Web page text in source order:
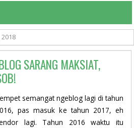
SARANG MAKSIAT,
semangat ngeblog lagi di tahun
pas masuk ke tahun 2017, eh
lagi. Tahun 2016 waktu itu